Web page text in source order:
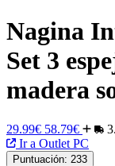
Nagina
Set 3
madera
29.99€ 58.79€
Ir a Outlet PC
Puntuación: 233